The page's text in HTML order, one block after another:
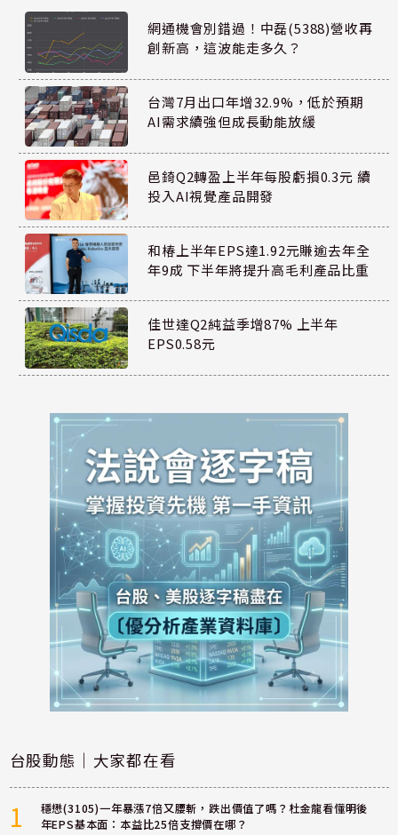
網通機會別錯過！中磊(5388)營收再
創新高，這波能走多久？
台灣7月出口年增32.9%，低於預期
AI需求續強但成長動能放緩
邑錡Q2轉盈上半年每股虧損0.3元 續
投入AI視覺產品開發
和椿上半年EPS達1.92元賺逾去年全
年9成 下半年將提升高毛利產品比重
佳世達Q2純益季增87% 上半年
EPS0.58元
台股動態｜大家都在看
1
穩懋(3105)一年暴漲7倍又腰斬，跌出價值了嗎？杜金龍看懂明後
年EPS基本面：本益比25倍支撐價在哪？